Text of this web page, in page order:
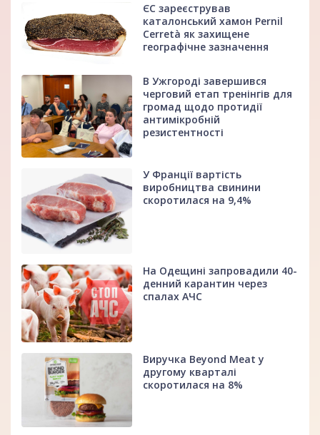
ЄС зареєстрував
каталонський хамон Pernil
Cerretà як захищене
географічне зазначення
В Ужгороді завершився
черговий етап тренінгів для
громад щодо протидії
антимікробній
резистентності
У Франції вартість
виробництва свинини
скоротилася на 9,4%
На Одещині запровадили 40-
денний карантин через
спалах АЧС
Виручка Beyond Meat у
другому кварталі
скоротилася на 8%